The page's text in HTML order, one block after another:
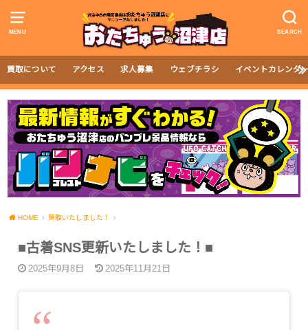
MENU SEARCH
買取について アクセス 求人募集 ウェブチラシ イベントカレンダ
HOME 買取いたしました！
■古着SNS更新いたしました！■
2025年9月8日 2025年11月21日